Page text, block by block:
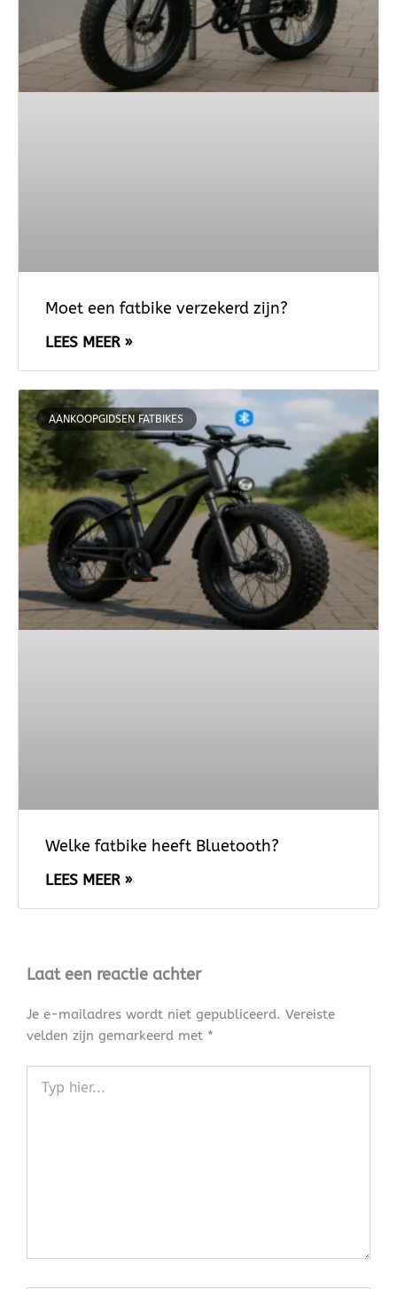
Moet een fatbike verzekerd zijn?
LEES MEER »
AANKOOPGIDSEN FATBIKES
Welke fatbike heeft Bluetooth?
LEES MEER »
Laat een reactie achter
Je e-mailadres wordt niet gepubliceerd. Vereiste
velden zijn gemarkeerd met *
hier...